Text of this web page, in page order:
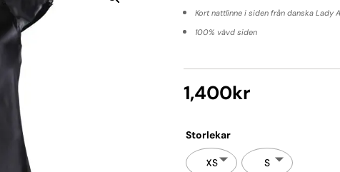
Kort nattlinne i siden från danska Lady
100% vävd siden
1,400kr
Storlekar
XS S